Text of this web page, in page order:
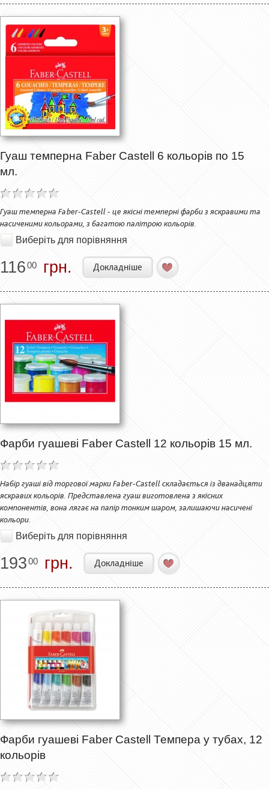
Гуаш темперна Faber Castell 6 кольорів по 15
мл.
Гуаш темперна Faber-Castell - це якісні темперні фарби з яскравими та
насиченими кольорами, з багатою палітрою кольорів.
Виберіть для порівняння
11600 грн. Докладніше
Фарби гуашеві Faber Castell 12 кольорів 15 мл.
Набір гуаші від торгової марки Faber-Castell складається із дванадцяти
яскравих кольорів. Представлена гуаш виготовлена з якісних
компонентів, вона лягає на папір тонким шаром, залишаючи насичені
кольори.
Виберіть для порівняння
19300 грн. Докладніше
Фарби гуашеві Faber Castell Темпера у тубах, 12
кольорів